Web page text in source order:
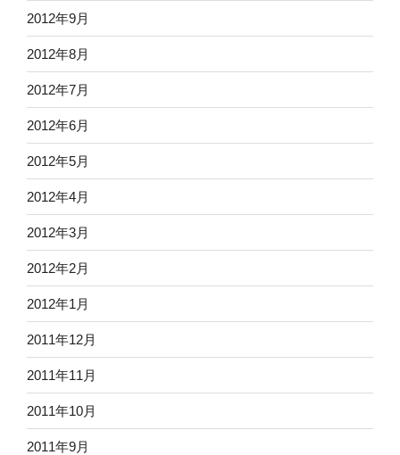
2012年9月
2012年8月
2012年7月
2012年6月
2012年5月
2012年4月
2012年3月
2012年2月
2012年1月
2011年12月
2011年11月
2011年10月
2011年9月